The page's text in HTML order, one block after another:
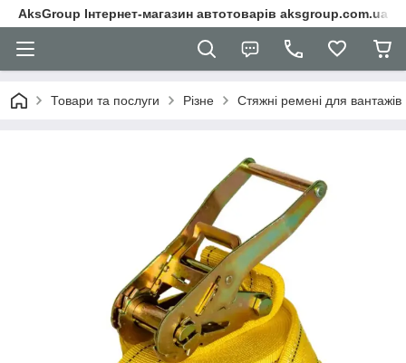
AksGroup Інтернет-магазин автотоварів aksgroup.com.ua
Товари та послуги Різне Стяжні ремені для вантажів